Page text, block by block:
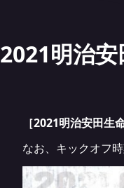
2021明治
［2021明治安田生
なお、キックオフ